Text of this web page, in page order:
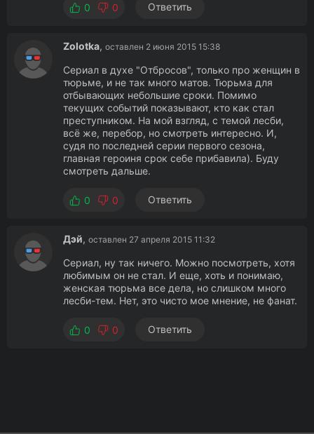
0 0 Ответить
Zolotka, оставлен 2 июня 2015 15:38
Сериал в духе "Отбросов", только про женщин в
тюрьме, и не так много матов. Тюрьма для
отбывающих небольшие сроки. Помимо
текущих событий показывают, кто как стал
преступником. На мой взгляд, с темой лесби,
всё же, перебор, но смотреть интересно. И,
судя по последней серии первого сезона,
главная героиня срок себе прибавила). Буду
смотреть дальше.
0 0 Ответить
Дэй, оставлен 27 апреля 2015 11:32
Сериал, ну так ничего. Можно посмотреть, хотя
любимым он не стал. И еще, хоть и понимаю,
женская тюрьма все дела, но слишком много
лесби-тем. Нет, это чисто мое мнение, не фанат.
0 0 Ответить